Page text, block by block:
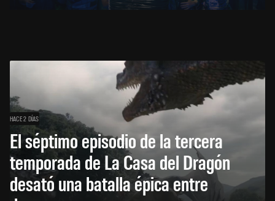
HACE 2 DÍAS
El séptimo episodio de la tercera
temporada de La Casa del Dragón
desató una batalla épica entre